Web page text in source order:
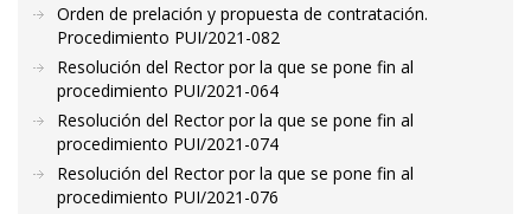
Orden de prelación y propuesta de contratación.
Procedimiento PUI/2021-082
Resolución del Rector por la que se pone fin al
procedimiento PUI/2021-064
Resolución del Rector por la que se pone fin al
procedimiento PUI/2021-074
Resolución del Rector por la que se pone fin al
procedimiento PUI/2021-076